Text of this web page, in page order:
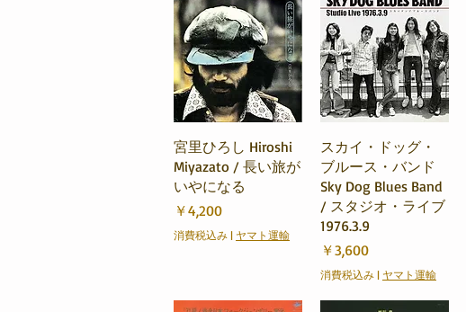
クイックビュー
宮里ひろし Hiroshi
Miyazato / 長い旅が
いやになる
価格
￥4,200
消費税込み | ヤマト運輸
クイックビュー
スカイ・ドッグ・
ブルース・バンド
Sky Dog Blues Band
/ スタジオ・ライブ
1976.3.9
価格
￥3,600
消費税込み| ヤマト運輸